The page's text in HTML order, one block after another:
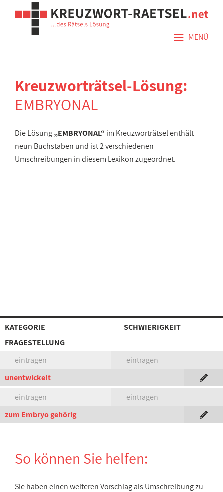
≡ MENÜ
Kreuzworträtsel-Lösung:
EMBRYONAL
Die Lösung„EMBRYONAL“ im Kreuzworträtsel enthält
neun Buchstaben und ist 2 verschiedenen
Umschreibungen in diesem Lexikon zugeordnet.
KATEGORIE
SCHWIERIGKEIT
FRAGESTELLUNG
eintragen
eintragen
unentwickelt
eintragen
eintragen
zum Embryo gehörig
So können Sie helfen:
Sie haben einen weiteren Vorschlag als Umschreibung zu